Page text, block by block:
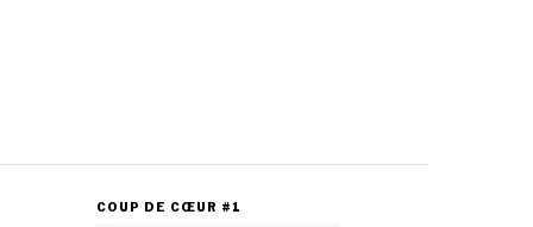
COUP DE CŒUR #1